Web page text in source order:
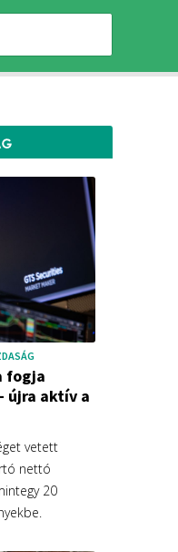
fogja
újra aktív a
vetett
nettó
20